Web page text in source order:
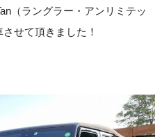
（ラングラー・アンリミテッ
せて頂きました！